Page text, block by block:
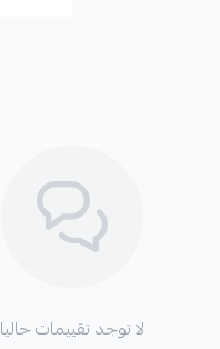
لا توجد تقييمات حاليا